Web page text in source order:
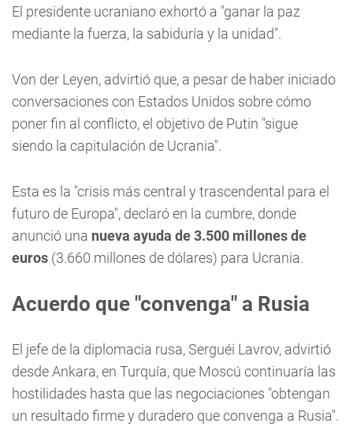
El presidente ucraniano exhortó a "ganar la paz
mediante la fuerza, la sabiduría y la unidad".
Von der Leyen, advirtió que, a pesar de haber iniciado
conversaciones con Estados Unidos sobre cómo
poner fin al conflicto, el objetivo de Putin "sigue
siendo la capitulación de Ucrania".
Esta es la "crisis más central y trascendental para el
futuro de Europa", declaró en la cumbre, donde
anunció una nueva ayuda de 3.500 millones de
euros (3.660 millones de dólares) para Ucrania.
Acuerdo que "convenga" a Rusia
El jefe de la diplomacia rusa, Serguéi Lavrov, advirtió
desde Ankara, en Turquía, que Moscú continuaría las
hostilidades hasta que las negociaciones "obtengan
un resultado firme y duradero que convenga a Rusia".